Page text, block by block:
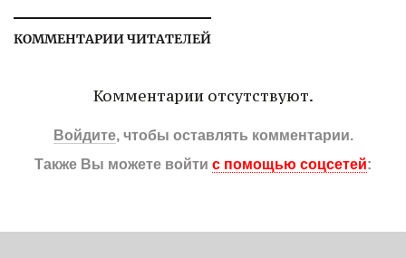
КОММЕНТАРИИ ЧИТАТЕЛЕЙ
Комментарии отсутствуют.
Войдите, чтобы оставлять комментарии.
Также Вы можете войти с помощью соцсетей: